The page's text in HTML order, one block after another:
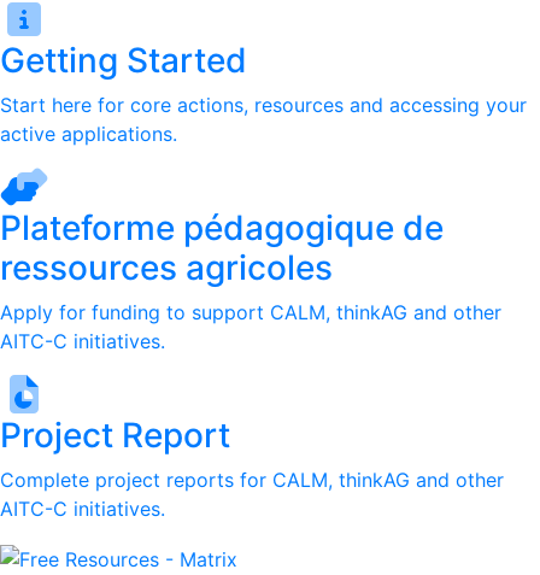
Getting Started
Start here for core actions, resources and accessing your
active applications.
Plateforme pédagogique de
ressources agricoles
Apply for funding to support CALM, thinkAG and other
AITC-C initiatives.
Project Report
Complete project reports for CALM, thinkAG and other
AITC-C initiatives.